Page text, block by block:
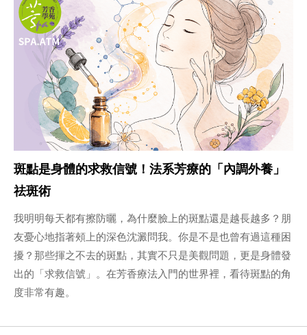
斑點是身體的求救信號！法系芳療的「內調外養」
祛斑術
我明明每天都有擦防曬，為什麼臉上的斑點還是越長越多？朋
友憂心地指著頰上的深色沈澱問我。你是不是也曾有過這種困
擾？那些揮之不去的斑點，其實不只是美觀問題，更是身體發
出的「求救信號」。在芳香療法入門的世界裡，看待斑點的角
度非常有趣。